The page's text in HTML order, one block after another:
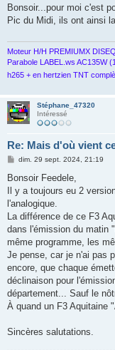
s
a
Bonsoir...pour moi c'est
Pic du Midi, ils ont ainsi
Moteur H/H PREMIUMX
Parabole LABEL.ws AC135W
h265 + en hertzien TNT
Stéphane_47320
Intéressé
Re: Mais d'où vient
M
s
a
g
dim. 29 sept. 2024, 21:19
Bonsoir Feedele,
Il y a toujours eu 2
l'analogique.
La différence de ce F3
dans l'émission du matin
même programme, les
Je pense, car je n'ai pas
encore, que chaque
déclinaison pour
département... Sauf le
À quand un F3 Aquitaine
Sincères salutations.